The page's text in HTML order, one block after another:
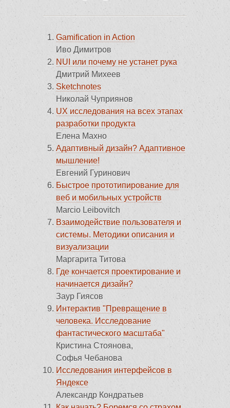
Gamification in Action
Иво Димитров
NUI или почему не устанет рука
Дмитрий Михеев
Sketchnotes
Николай Чуприянов
UX исследования на всех этапах
разработки продукта
Елена Махно
Адаптивный дизайн? Адаптивное
мышление!
Евгений Гуринович
Быстрое прототипирование для
веб и мобильных устройств
Marcio Leibovitch
Взаимодействие пользователя и
системы. Методики описания и
визуализации
Маргарита Титова
Где кончается проектирование и
начинается дизайн?
Заур Гиясов
Интерактив "Превращение в
человека. Исследование
фантастического масштаба"
Кристина Стоянова,
Софья Чебанова
Исследования интерфейсов в
Яндексе
Александр Кондратьев